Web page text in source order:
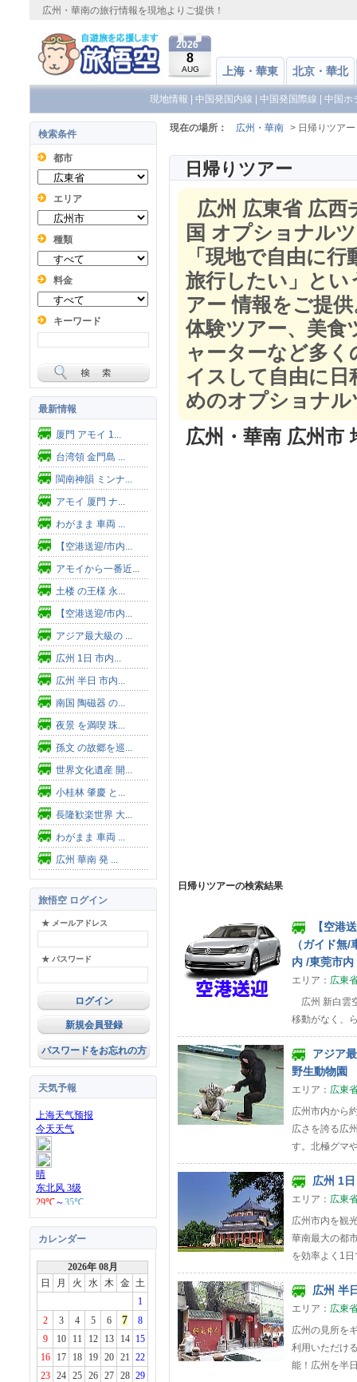
広州・華南の旅行情報を現地よりご提供！
2026
8
AUG 上海・華東 北京・華北
現地情報 中国発国内線 中国発国際線 中国ホ
検索条件
都市
エリア
種類
料金
キーワード
最新情報
厦門 アモイ 1...
台湾領 金門島 ...
閩南神韻 ミンナ...
アモイ 厦門 ナ...
わがまま 車両 ...
【空港送迎/市内...
アモイから一番近...
土楼 の王様 永...
【空港送迎/市内...
アジア最大級の ...
広州 1日 市内...
広州 半日 市内...
南国 陶磁器 の...
夜景 を満喫 珠...
孫文 の故郷を巡...
世界文化遺産 開...
小桂林 肇慶 と...
長隆歓楽世界 大...
わがまま 車両 ...
広州 華南 発 ...
旅悟空 ログイン
★ メールアドレス
★ パスワード
新規会員登録
パスワードをお忘れの方
天気予報
カレンダー
2026年 08月
日
月 火 水 木 金 土
1
2
3 4 5 6 7
8
9
10 11 12 13 14
15
16
17 18 19 20 21 22
23
24 25 26 27 28 29
現在の場所： 広州・華南 > 日帰りツアー
日帰りツアー
広州 広東省 広西
国 オプショナル
「現地で自由に
旅行したい」とい
アー 情報をご提
体験ツアー、美食
ャーターなど多
イスして自由に日
めのオプショナ
広州・華南 広州市
日帰りツアーの検索結果
【空港
（ガイド無
内 /東莞市内
エリア： 広東
広州 新白雲
移動がなく、
アジア
野生動物園
エリア： 広東
広州市内から
広さを誇る広
す。北極グマ
広州 1
エリア： 広東
広州市内を観
華南最大の都
を効率よく1
広州 半
エリア： 広東
広州の見所を
利用いただけ
能！広州を半